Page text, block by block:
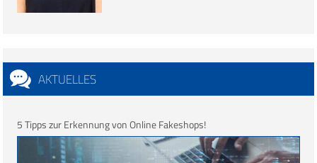
AKTUELLES
5 Tipps zur Erkennung von Online Fakeshops!